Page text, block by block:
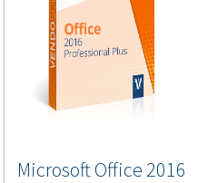
Microsoft Office 2016